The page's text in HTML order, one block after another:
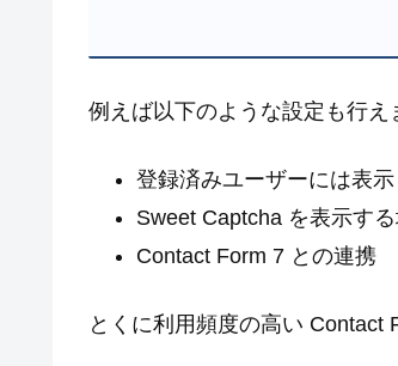
例えば以下のような設定も行え
登録済みユーザーには表
Sweet Captcha を表示す
Contact Form 7 との連携
とくに利用頻度の高い Contact